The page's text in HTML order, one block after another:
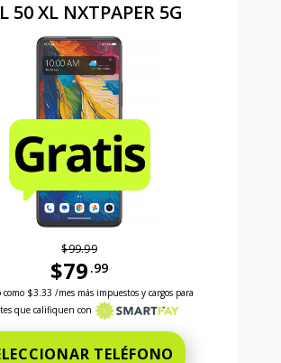
50 XL NXTPAPER 5G
$99.99
$79 .99
era 99 dollars and 99 cents Ahora
como $3.33 /mes más impuestos y cargos para
que califiquen con
TELÉFONO